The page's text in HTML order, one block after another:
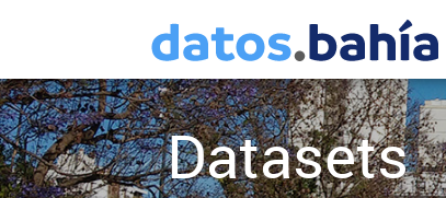
Datasets